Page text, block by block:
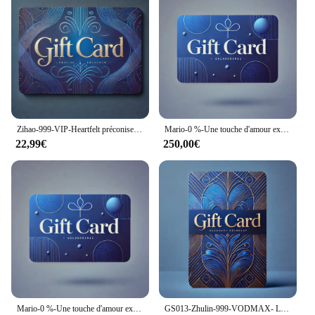
breaches as soon as they occur. The system's
versatility extends to its compatibility with various
vendors and suppliers, making it a go-to choice for
those looking for a comprehensive security
solution. With multiple sets available for sale, you
can customize your security to fit your specific
needs and budget.
22,99€
Mario-0 %-Une touche d'amour exclusive
250,00€
GS013-Zhulin-999-VODMAX- Let Love Flow, Let Gifts Abound